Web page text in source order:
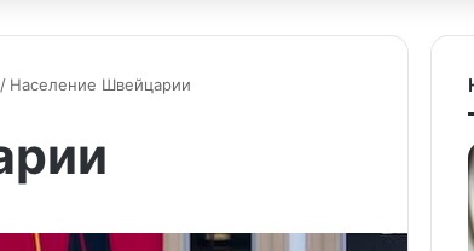
/ Население Швейцарии